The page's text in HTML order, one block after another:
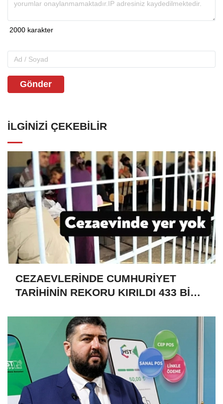
Gönder
İLGINIZI ÇEKEBILIR
CEZAEVLERİNDE CUMHURİYET
TARİHİNİN REKORU KIRILDI 433 BİN